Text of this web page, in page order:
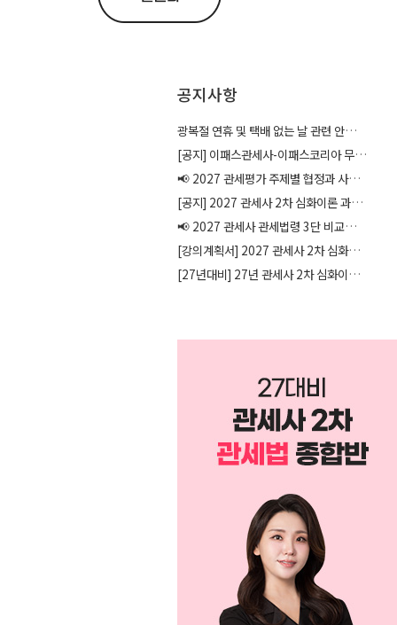
공지사항
광복절 연휴 및 택배 없는 날 관련 안내
[공지] 이패스관세사-이패스코리아 무역자격증 사이트 통합 안내
📢 2027 관세평가 주제별 협정과 사례연습 출간 안내
[공지] 2027 관세사 2차 심화이론 과정 교재 안내
📢 2027 관세사 관세법령 3단 비교집 출간 안내
[강의계획서] 2027 관세사 2차 심화이론 강의계획서 안내
[27년대비] 27년 관세사 2차 심화이론 오프라인 시간표 안내 (26.08.05 기준)
[이론]
2027 관세평가 주제별 협정과 사례연
33,000 29,700원